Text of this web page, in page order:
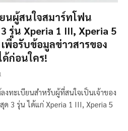
นผู้สนใจสมาร์ทโฟน
รุ่น Xperia 1 III, Xperia 5
พื่อรับข้อมูลข่าวสารของ
ก่อนใคร!
งทะเบียนสำหรับผู้ที่สนใจเป็นเจ้าของ
ด 3 รุ่น ได้แก่ Xperia 1 III, Xperia 5